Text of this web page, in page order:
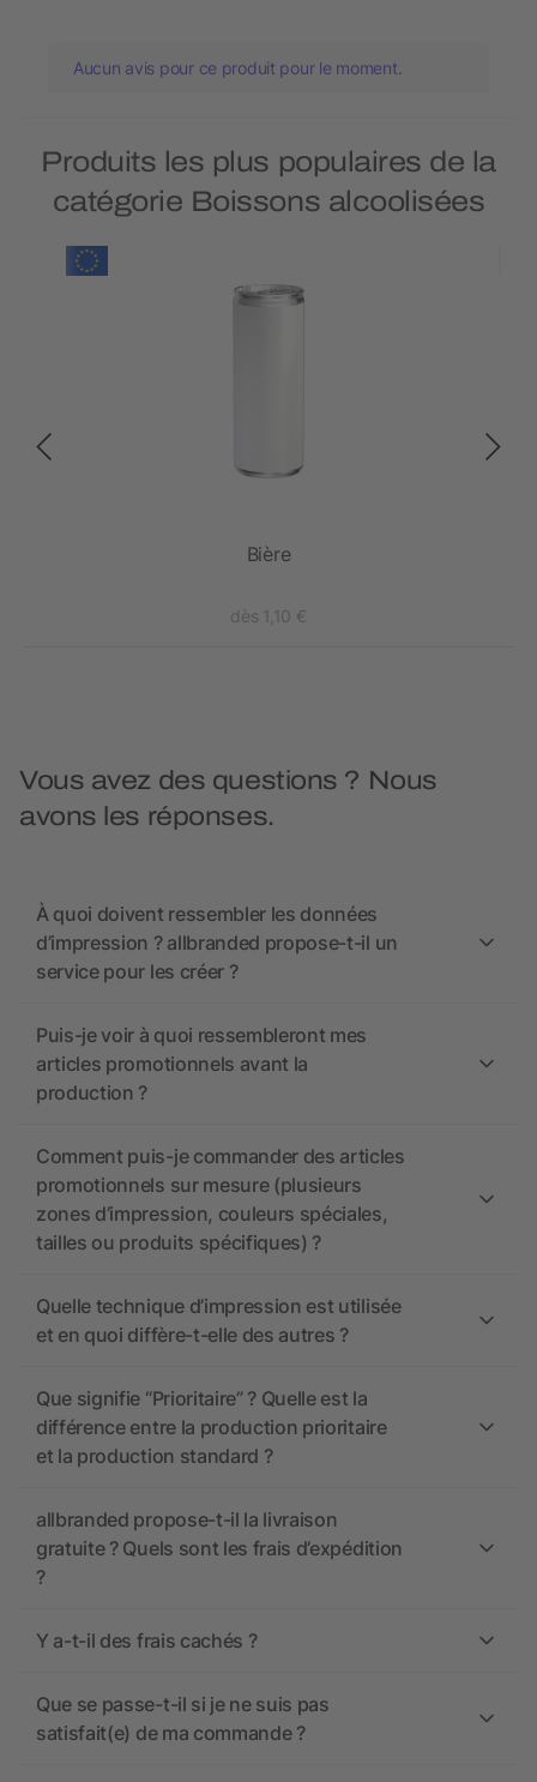
Aucun avis pour ce produit pour le moment.
Produits les plus populaires de la
catégorie Boissons alcoolisées
Bière
dès 1,10 €
Vous avez des questions ? Nous
avons les réponses.
À quoi doivent ressembler les données
d’impression ? allbranded propose-t-il un
service pour les créer ?
Puis-je voir à quoi ressembleront mes
articles promotionnels avant la
production ?
Comment puis-je commander des articles
promotionnels sur mesure (plusieurs
zones d’impression, couleurs spéciales,
tailles ou produits spécifiques) ?
Quelle technique d’impression est utilisée
et en quoi diffère-t-elle des autres ?
Que signifie “Prioritaire” ? Quelle est la
différence entre la production prioritaire
et la production standard ?
allbranded propose-t-il la livraison
gratuite ? Quels sont les frais d’expédition
?
Y a-t-il des frais cachés ?
Que se passe-t-il si je ne suis pas
satisfait(e) de ma commande ?